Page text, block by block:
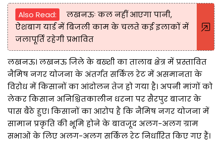
Also Read:
लखनऊः कल नहीं आएगा पानी,
ऐशबाग यार्ड में बिजली काम के चलते कई इलाकों में
जलापूर्ति रहेगी प्रभावित
लखनऊ। लखनऊ जिले के बख्शी का तालाब क्षेत्र में प्रस्तावित
नैमिष नगर योजना के अंतर्गत सर्किल रेट में असमानता के
विरोध में किसानों का आंदोलन तेज हो गया है। अपनी मांगों को
लेकर किसान अनिश्चितकालीन धरना पर सैरपुर बाजार के
पास बैठे हुए। किसानों का आरोप है कि नैमिष नगर योजना में
सामान प्रकृति की भूमि होने के बावजूद अलग-अलग ग्राम
सभाओं के लिए अलग-अलग सर्किल रेट निर्धारित किए गए हैं।